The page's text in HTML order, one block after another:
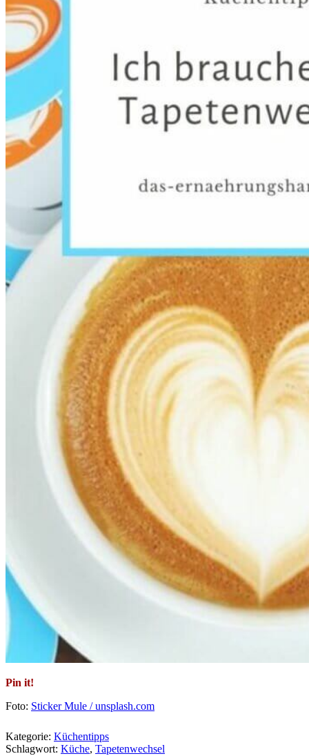
Pin it!
Foto: Sticker Mule / unsplash.com
Kategorie: Küchentipps
Schlagwort: Küche, Tapetenwechsel